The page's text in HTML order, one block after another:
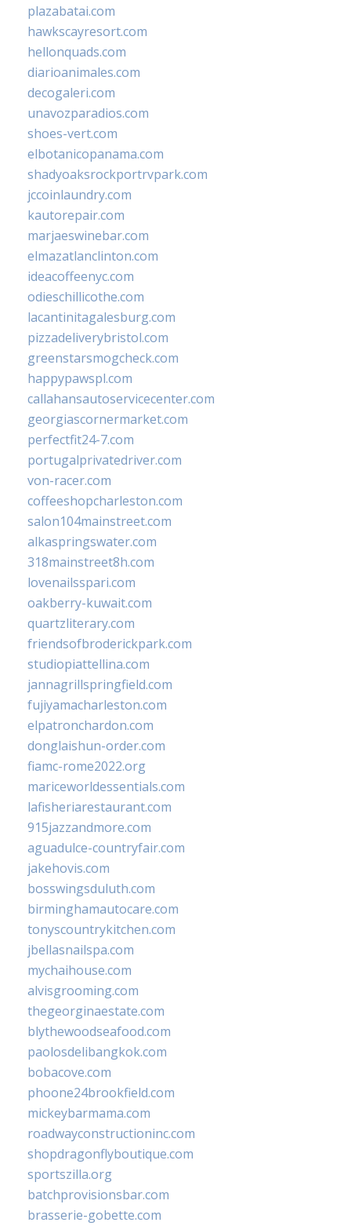
plazabatai.com
hawkscayresort.com
hellonquads.com
diarioanimales.com
decogaleri.com
unavozparadios.com
shoes-vert.com
elbotanicopanama.com
shadyoaksrockportrvpark.com
jccoinlaundry.com
kautorepair.com
marjaeswinebar.com
elmazatlanclinton.com
ideacoffeenyc.com
odieschillicothe.com
lacantinitagalesburg.com
pizzadeliverybristol.com
greenstarsmogcheck.com
happypawspl.com
callahansautoservicecenter.com
georgiascornermarket.com
perfectfit24-7.com
portugalprivatedriver.com
von-racer.com
coffeeshopcharleston.com
salon104mainstreet.com
alkaspringswater.com
318mainstreet8h.com
lovenailsspari.com
oakberry-kuwait.com
quartzliterary.com
friendsofbroderickpark.com
studiopiattellina.com
jannagrillspringfield.com
fujiyamacharleston.com
elpatronchardon.com
donglaishun-order.com
fiamc-rome2022.org
mariceworldessentials.com
lafisheriarestaurant.com
915jazzandmore.com
aguadulce-countryfair.com
jakehovis.com
bosswingsduluth.com
birminghamautocare.com
tonyscountrykitchen.com
jbellasnailspa.com
mychaihouse.com
alvisgrooming.com
thegeorginaestate.com
blythewoodseafood.com
paolosdelibangkok.com
bobacove.com
phoone24brookfield.com
mickeybarmama.com
roadwayconstructioninc.com
shopdragonflyboutique.com
sportszilla.org
batchprovisionsbar.com
brasserie-gobette.com